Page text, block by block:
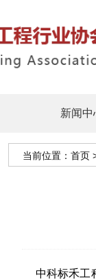
新闻中
当前位置： 首页
中科标禾工